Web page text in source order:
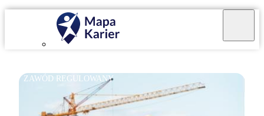
ZAWÓD REGULOWANY